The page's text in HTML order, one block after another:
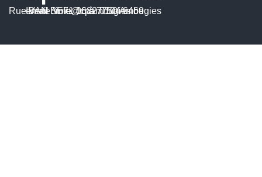
Rue Verte Voie, 16 à7750 Amougies
email : info@cpamougies.be
IBAN BE71 0682 0104 6469